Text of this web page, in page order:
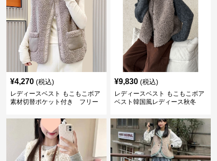
¥4,270 (税込)
レディースベスト もこもこボア
素材切替ポケット付き フリー
¥9,830 (税込)
レディースベスト もこもこボア
ベスト韓国風レディース秋冬